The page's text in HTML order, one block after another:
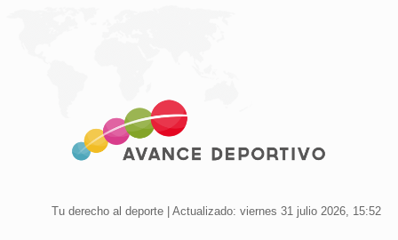
Tu derecho al deporte | Actualizado: viernes 31 julio 2026, 15:52